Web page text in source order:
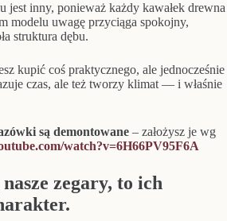
jest inny, ponieważ każdy kawałek drewna
modelu uwagę przyciąga spokojny,
struktura dębu.
kupić coś praktycznego, ale jednocześnie
czas, ale też tworzy klimat — i właśnie
są demontowane – założysz je wg
watch?v=6H66PV95F6A
zegary, to ich